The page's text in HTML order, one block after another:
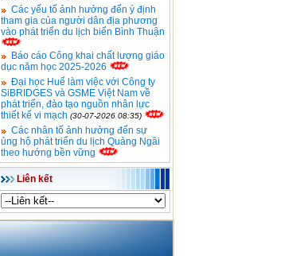
Các yếu tố ảnh hưởng đến ý định
tham gia của người dân địa phương
vào phát triển du lịch biển Bình Thuận
Báo cáo Công khai chất lượng giáo
dục năm học 2025-2026
Đại học Huế làm việc với Công ty
SiBRIDGES và GSME Việt Nam về
phát triển, đào tạo nguồn nhân lực
thiết kế vi mạch (30-07-2026 08:35)
Các nhân tố ảnh hưởng đến sự
ủng hộ phát triển du lịch Quảng Ngãi
theo hướng bền vững
Liên kết